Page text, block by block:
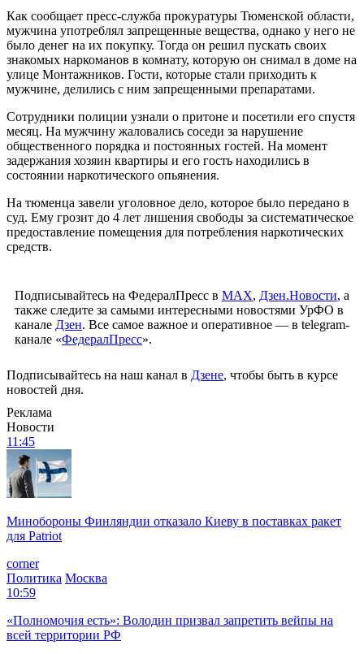
Как сообщает пресс-служба прокуратуры Тюменской области,
мужчина употреблял запрещенные вещества, однако у него не
было денег на их покупку. Тогда он решил пускать своих
знакомых наркоманов в комнату, которую он снимал в доме на
улице Монтажников. Гости, которые стали приходить к
мужчине, делились с ним запрещенными препаратами.
Сотрудники полиции узнали о притоне и посетили его спустя
месяц. На мужчину жаловались соседи за нарушение
общественного порядка и постоянных гостей. На момент
задержания хозяин квартиры и его гость находились в
состоянии наркотического опьянения.
На тюменца завели уголовное дело, которое было передано в
суд. Ему грозит до 4 лет лишения свободы за систематическое
предоставление помещения для потребления наркотических
средств.
Подписывайтесь на ФедералПресс в МАХ, Дзен.Новости, а
также следите за самыми интересными новостями УрФО в
канале Дзен. Все самое важное и оперативное — в telegram-
канале «ФедералПресс».
Подписывайтесь на наш канал в Дзене, чтобы быть в курсе
новостей дня.
Реклама
Новости
11:45
Минобороны Финляндии отказало Киеву в поставках ракет
для Patriot
corner
Политика Москва
10:59
«Полномочия есть»: Володин призвал запретить вейпы на
всей территории РФ